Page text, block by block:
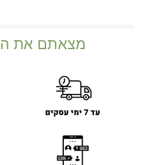
מצאתם את